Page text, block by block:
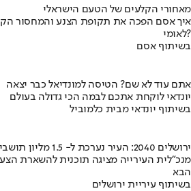
מאחורי הקלעים של הטעם הישראלי
לאומי?
בשיתוף אסם
אתם עוד לא שם? הטיסה למונדיאל כבר יצאה
יונדאי לוקחת אתכם לבמה הכי גדולה בעולם
בשיתוף יונדאי מבית כלמוביל
ירושלים 2040: העיר נערכת ל- 1.5 מליון תושבים
מנכ"לית העירייה מציגה תוכנית להשארת
הבא
בשיתוף עיריית ירושלים